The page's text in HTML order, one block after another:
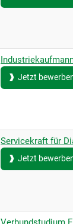
Jetzt
Servicekraft für
Jetzt